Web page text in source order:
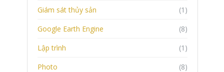
Giám sát thủy sản
(1)
Google Earth Engine
(8)
Lập trình
(1)
Photo
(8)